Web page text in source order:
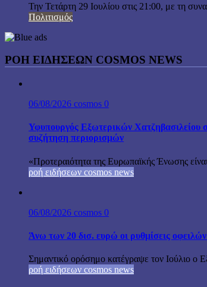
Την Τετάρτη 29 Ιουλίου στις 21:00, με τη
Πολιτισμός
ΡΟΗ ΕΙΔΗΣΕΩΝ COSMOS NEWS
06/08/2026 cosmos 0
Υφυπουργός Εξωτερικών Χατζηβασιλείου
συζήτηση περιορισμών
«Προτεραιότητα της Ευρωπαϊκής Ένωσης
ροή ειδήσεων cosmos news
06/08/2026 cosmos 0
Άνω των 20 δισ. ευρώ οι ρυθμίσεις
Σημαντικό ορόσημο κατέγραψε τον Ιούλιο ο
ροή ειδήσεων cosmos news